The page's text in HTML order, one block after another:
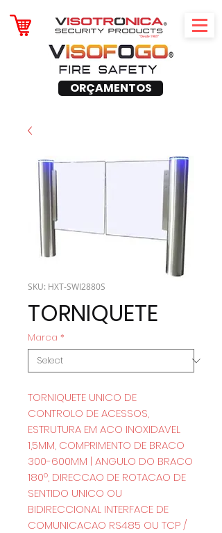
ORÇAMENTOS
SKU: HXT-SWI2880S
TORNIQUETE
Marca *
TORNIQUETE UNICO DE
CONTROLO DE ACESSOS,
ESTRUTURA EM ACO INOXIDAVEL
1,5MM, COMPRIMENTO DE BRACO
300-600MM | ANGULO DO BRACO
180º, DIRECCAO DE ROTACAO DE
SENTIDO UNICO OU
BIDIRECCIONAL INTERFACE DE
COMUNICACAO RS485 OU TCP /